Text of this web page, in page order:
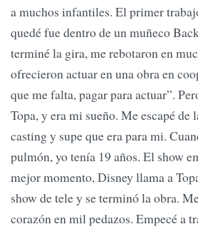
a muchos infantiles. El primer
quedé fue dentro de un muñeco
terminé la gira, me rebotaron en
ofrecieron actuar en una obra en
que me falta, pagar para actuar”.
Topa, y era mi sueño. Me escapé de
casting y supe que era para mi.
pulmón, yo tenía 19 años. El show
mejor momento, Disney llama a
show de tele y se terminó la obra.
corazón en mil pedazos. Empecé a